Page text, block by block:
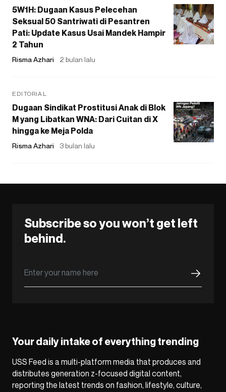
5W1H: Dugaan Kasus Pelecehan
Seksual 50 Santriwati di Pesantren
Pati: Update Kasus Usai Mandek Hampir
2 Tahun
Risma Azhari 2 bulan lalu
EDITORIAL
Dugaan Sindikat Prostitusi Anak di Blok
M yang Libatkan WNA: Dari Cuitan di X
hingga ke Meja Polda
Risma Azhari 3 bulan lalu
Subscribe so you won’t get left
behind.
Your daily intake of everything trending
USS Feed is a multi-platform media that produces and
distributes generation z-focused digital content,
reporting the latest trends on fashion, lifestyle, culture,